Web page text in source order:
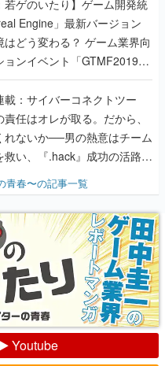
若ゲのいたり】ゲーム開発統
Engine」最新バージョン
はどう変わる？ ゲーム業界向
ョンイベント「GTMF2019」
り理解を深めよう【PR】
載：サイバーコネクトツー
任はオレが取る。だから、
れないか──男の熱意はチーム
救い、『.hack』成功の活路を
プ』色だった【若ゲのいた
青春〜の記事一覧
Youtube